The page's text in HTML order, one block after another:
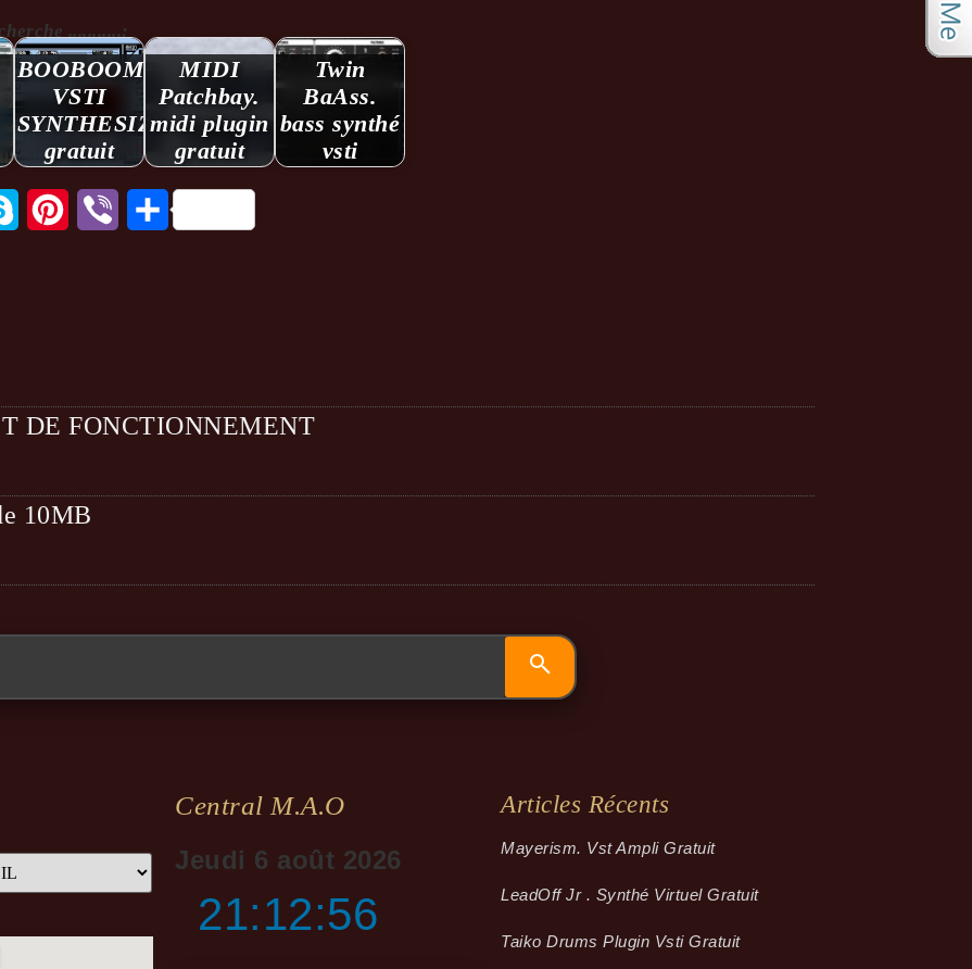
...........:
BOOBOOM
VSTI
SYNTHESIZER
gratuit
MIDI
Patchbay.
midi plugin
gratuit
Twin
BaAss.
bass synthé
vsti
Skype Pinterest Viber Partager
DE FONCTIONNEMENT
10MB
Central M.a.o
Jeudi 6 août 2026
21:12:57
Articles Récents
Mayerism. Vst Ampli Gratuit
LeadOff Jr . Synthé Virtuel Gratuit
Taiko Drums Plugin Vsti Gratuit